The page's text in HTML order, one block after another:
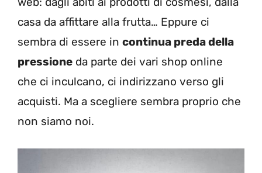
casa da affittare alla frutta… Eppure ci
sembra di essere in continua preda della
pressione da parte dei vari shop online
che ci inculcano, ci indirizzano verso gli
acquisti. Ma a scegliere sembra proprio che
non siamo noi.